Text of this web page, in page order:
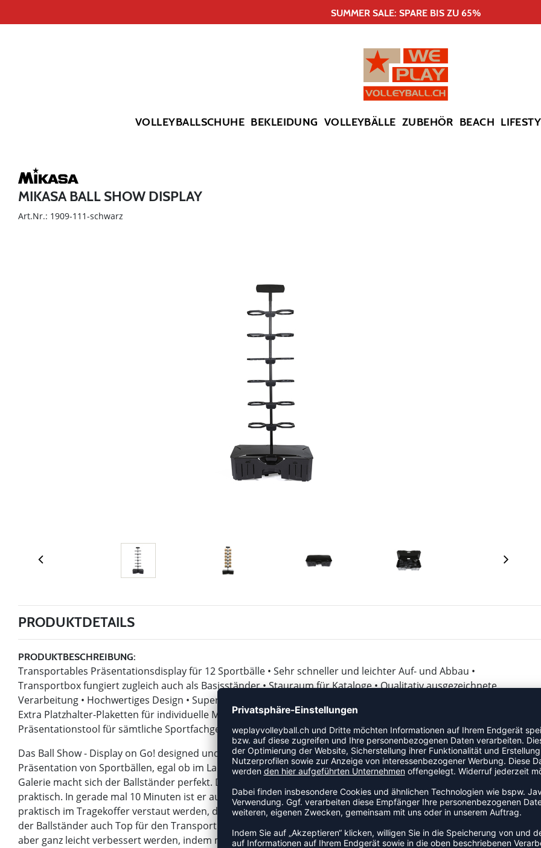
SUMMER SALE: SPARE BIS ZU 65%
VOLLEYBALLSCHUHE BEKLEIDUNG VOLLEYBÄLLE ZUBEHÖR BEACH
MIKASA BALL SHOW DISPLAY
Art.Nr.: 1909-111-schwarz
PRODUKTDETAILS
PRODUKTBESCHREIBUNG:
Transportables Präsentationsdisplay für 12 Sportbälle • Sehr schneller und leichter Auf- und Abbau •
Transportbox fungiert zugleich auch als Basisständer • Stauraum für Kataloge • Qualitativ ausgezeichnete
Verarbeitung • Hochwertiges Design • Super leichtes Gewicht (5 kg) zum einfachen Transport und Versand •
Extra Platzhalter-Plaketten für individuelle Markenwerbung • Perfekt geeignet für Messen & Events • Top-
Präsentationstool für sämtliche Sportfachgeschäft Dimensionen: 85 x 40 x 26 cm (Box) | 210 cm hoch
Das Ball Show - Display on Go! designed und entwickelt von der Firma HAMMER Sport ist das perfekte Tool zur
Präsentation von Sportbällen, egal ob im Ladenlokal, auf Messen oder Events. Auch für zu Hause für die eigene
Galerie macht sich der Ballständer perfekt. Dabei sieht er nicht nur gut aus, sondern ist auch mehr als
praktisch. In gerade mal 10 Minuten ist er auf- und auch wieder abgebaut. Die Einzelteile können dann wieder
praktisch im Tragekoffer verstaut werden, der auch als Basisständer fungiert. Mit gerade mal 6 kg Gewicht ist
der Ballständer auch Top für den Transport geeignet. Die Standfestigkeit des Ständers ist per se recht gut, kann
aber ganz leicht verbessert werden, indem man den Koffer mit Katalogen beispielsweise beschwert.